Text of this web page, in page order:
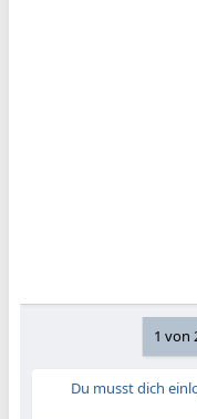
1 von
Du musst dich